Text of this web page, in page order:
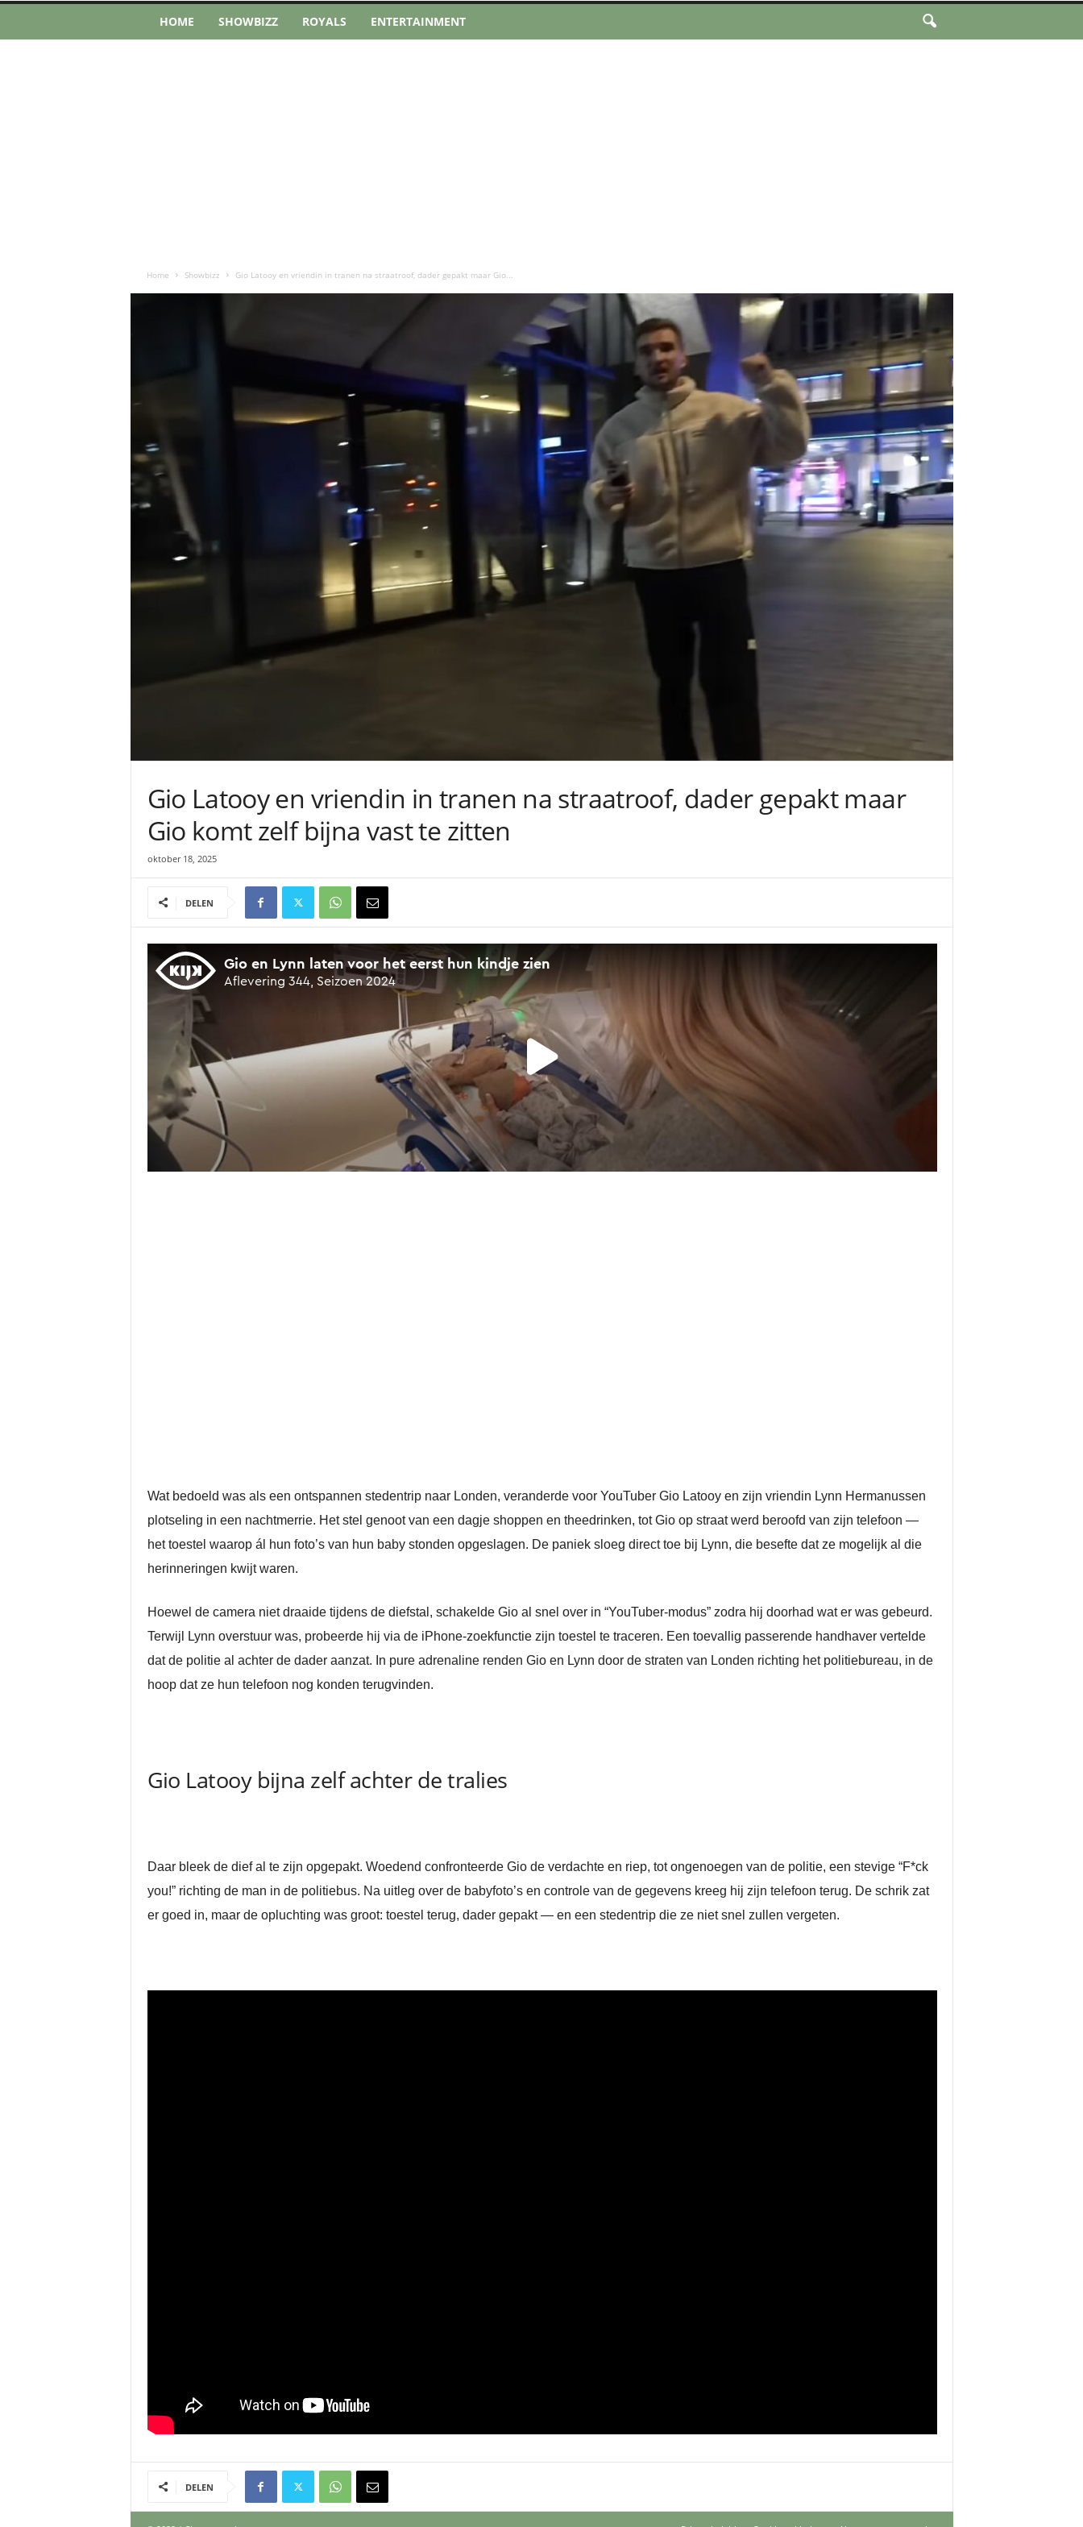
HOME SHOWBIZZ ROYALS ENTERTAINMENT
Home Showbizz Gio Latooy en vriendin in tranen na straatroof, dader gepakt maar Gio...
Gio Latooy en vriendin in tranen na straatroof, dader gepakt maar
Gio komt zelf bijna vast te zitten
oktober 18, 2025
DELEN
Wat bedoeld was als een ontspannen stedentrip naar Londen, veranderde voor YouTuber Gio Latooy en zijn vriendin Lynn Hermanussen
plotseling in een nachtmerrie. Het stel genoot van een dagje shoppen en theedrinken, tot Gio op straat werd beroofd van zijn telefoon —
het toestel waarop ál hun foto’s van hun baby stonden opgeslagen. De paniek sloeg direct toe bij Lynn, die besefte dat ze mogelijk al die
herinneringen kwijt waren.
Hoewel de camera niet draaide tijdens de diefstal, schakelde Gio al snel over in “YouTuber-modus” zodra hij doorhad wat er was gebeurd.
Terwijl Lynn overstuur was, probeerde hij via de iPhone-zoekfunctie zijn toestel te traceren. Een toevallig passerende handhaver vertelde
dat de politie al achter de dader aanzat. In pure adrenaline renden Gio en Lynn door de straten van Londen richting het politiebureau, in de
hoop dat ze hun telefoon nog konden terugvinden.
Gio Latooy bijna zelf achter de tralies
Daar bleek de dief al te zijn opgepakt. Woedend confronteerde Gio de verdachte en riep, tot ongenoegen van de politie, een stevige “F*ck
you!” richting de man in de politiebus. Na uitleg over de babyfoto’s en controle van de gegevens kreeg hij zijn telefoon terug. De schrik zat
er goed in, maar de opluchting was groot: toestel terug, dader gepakt — en een stedentrip die ze niet snel zullen vergeten.
DELEN